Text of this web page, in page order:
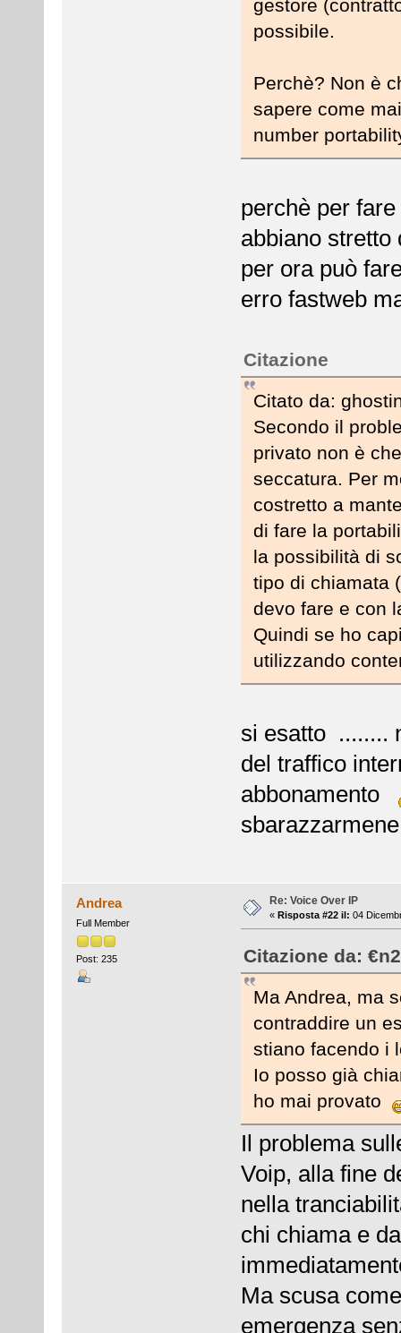
gestore
possibile.
Perchè? Non è
sapere come
number
perchè per
abbiano stretto
per ora può
erro fastweb
Citazione
Citato da:
Secondo il
privato non è
seccatura. Per
costretto a
di fare la
la possibilità di
tipo di chiamata
devo fare e con
Quindi se ho
utilizzando
si esatto ........
del traffico
abbonamento
Andrea
Full Member
Post: 235
Re: Voice Over IP
« Risposta #22 il: 04
Citazione da:
Ma Andrea, ma
contraddire un
stiano facendo i
Io posso già
ho mai provato
Il problema
Voip, alla fine
nella
chi chiama e
Ma scusa
emergenza